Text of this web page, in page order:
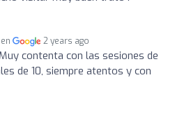
2 years ago
Muy contenta con las sesiones de
de 10, siempre atentos y con